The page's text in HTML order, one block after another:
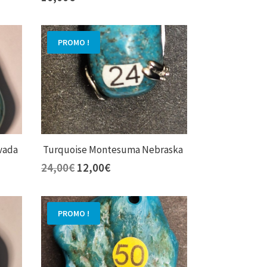
PROMO !
Turquoise Montesuma Nebraska
24,00€ Le
initial
était :
24,00€.
12,00€Le
actuel
est :
12,00€.
PROMO !